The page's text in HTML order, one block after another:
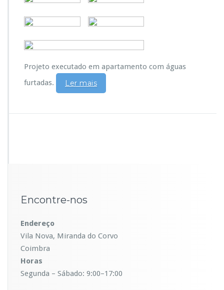
Projeto executado em apartamento com águas
furtadas.
Ler mais
Encontre-nos
Endereço
Vila Nova, Miranda do Corvo
Coimbra
Horas
Segunda – Sábado: 9:00–17:00